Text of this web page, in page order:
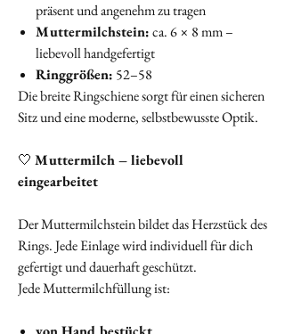
präsent und angenehm zu tragen
Muttermilchstein:ca. 6 × 8 mm –
liebevoll handgefertigt
Ringgrößen: 52–58
Die breite Ringschiene sorgt für einen sicheren
Sitz und eine moderne, selbstbewusste Optik.
🤍 Muttermilch – liebevoll
eingearbeitet
Der Muttermilchstein bildet das Herzstück des
Rings. Jede Einlage wird individuell für dich
gefertigt und dauerhaft geschützt.
Jede Muttermilchfüllung ist: